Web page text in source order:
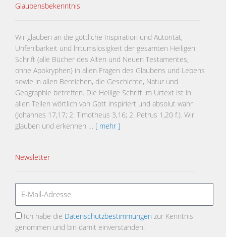
Glaubensbekenntnis
Wir glauben an die göttliche Inspiration und Autorität,
Unfehlbarkeit und lrrtumslosigkeit der gesamten Heiligen
Schrift (alle Bücher des Alten und Neuen Testamentes,
ohne Apokryphen) in allen Fragen des Glaubens und Lebens
sowie in allen Bereichen, die Geschichte, Natur und
Geographie betreffen. Die Heilige Schrift im Urtext ist in
allen Teilen wörtlich von Gott inspiriert und absolut wahr
(Johannes 17,17; 2. Timotheus 3,16; 2. Petrus 1,20 f.). Wir
glauben und erkennen … [ mehr ]
Newsletter
Ich habe die Datenschutzbestimmungen zur Kenntnis
genommen und bin damit einverstanden.